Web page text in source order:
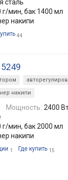
сталь
г/мин, бак 1400 мл
накипи
44
накипи
Мощность: 2400
г/мин, бак 2000 мл
накипи
1 Где купить 15